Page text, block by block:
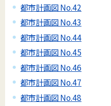
都市計画図 No.42
都市計画図 No.43
都市計画図 No.44
都市計画図 No.45
都市計画図 No.46
都市計画図 No.47
都市計画図 No.48